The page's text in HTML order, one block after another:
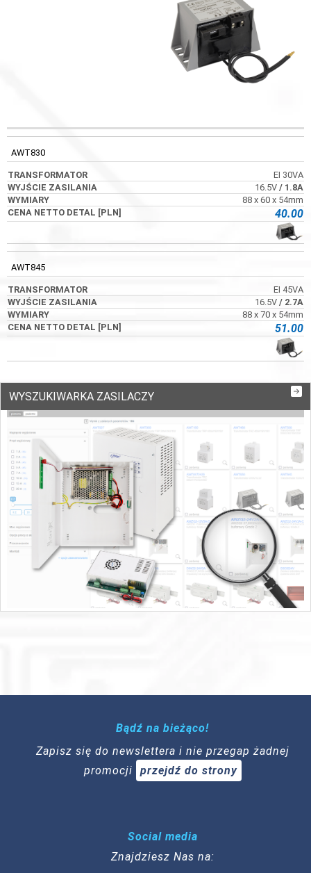
WYJŚCIE
ZASILANIA
AWT830
EI 30VA
16.5V / 1.8A
88 x 60 x 54mm
40.00
AWT845
EI 45VA
16.5V / 2.7A
88 x 70 x 54mm
51.00
WYSZUKIWARKA ZASILACZY
Bądź na bieżąco!
Zapisz się do newslettera i nie przegap żadnej
promocji
przejdź do strony
Social media
Znajdziesz Nas na: